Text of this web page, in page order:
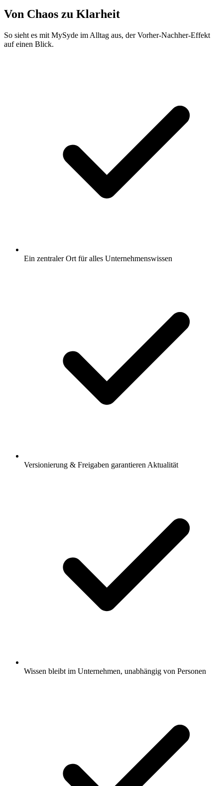
Von Chaos zu Klarheit
So sieht es mit MySyde im Alltag aus, der Vorher-Nachher-Effekt
auf einen Blick.
Ein zentraler Ort für alles Unternehmenswissen
Versionierung & Freigaben garantieren Aktualität
Wissen bleibt im Unternehmen, unabhängig von Personen